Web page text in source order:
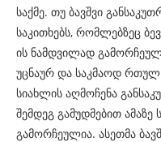
საქმე. თუ ბავშვი
საკითხებს, რომლებზეც
ის ნამდვილად
უცნაურ და საკმაოდ რთულ
სიახლის აღმოჩენა
შემდეგ გამუდმებით
გამორჩეულია. ასეთმა